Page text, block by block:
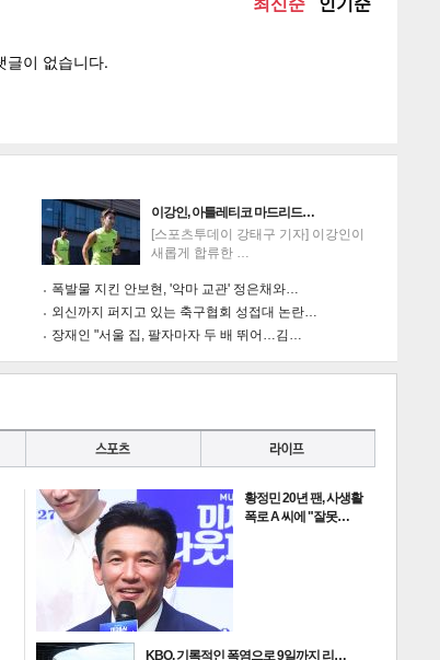
이강인, 아틀레티코 마드리드…
[스포츠투데이 강태구 기자] 이강인이
새롭게 합류한 …
폭발물 지킨 안보현, '악마 교관' 정은채와…
외신까지 퍼지고 있는 축구협회 성접대 논란…
장재인 "서울 집, 팔자마자 두 배 뛰어…김…
황정민 20년 팬, 사생활
폭로 A 씨에 "잘못…
KBO, 기록적인 폭염으로 9일까지 리…